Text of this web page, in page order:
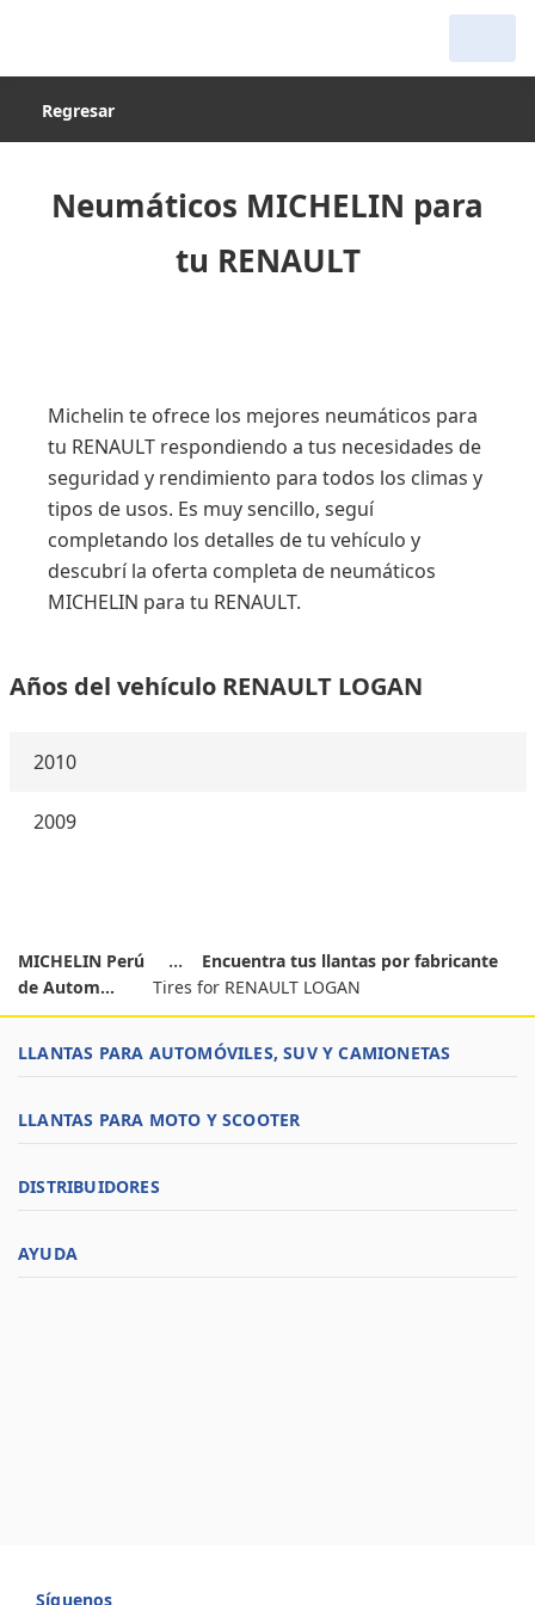
Regresar
Neumáticos MICHELIN para
tu RENAULT
Michelin te ofrece los mejores neumáticos para
tu RENAULT respondiendo a tus necesidades de
seguridad y rendimiento para todos los climas y
tipos de usos. Es muy sencillo, seguí
completando los detalles de tu vehículo y
descubrí la oferta completa de neumáticos
MICHELIN para tu RENAULT.
Años del vehículo RENAULT LOGAN
2010
2009
MICHELIN Perú
Encuentra tus llantas por fabricante
de Autom...
Tires for RENAULT LOGAN
LLANTAS PARA AUTOMÓVILES, SUV Y CAMIONETAS
LLANTAS PARA MOTO Y SCOOTER
DISTRIBUIDORES
AYUDA
Síguenos